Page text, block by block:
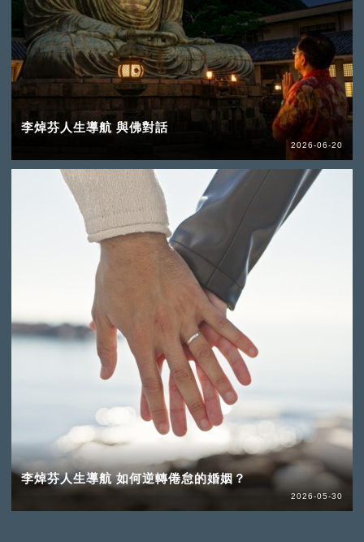
李焯芬人生導航 與佛對話
2026-06-20
李焯芬人生導航 如何逆轉倦怠的婚姻？
2026-05-30